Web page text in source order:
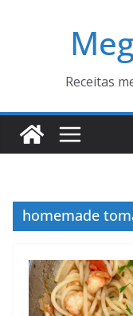
Receitas
homemade